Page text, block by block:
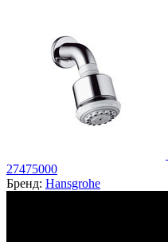
27475000
Бренд: Hansgrohe